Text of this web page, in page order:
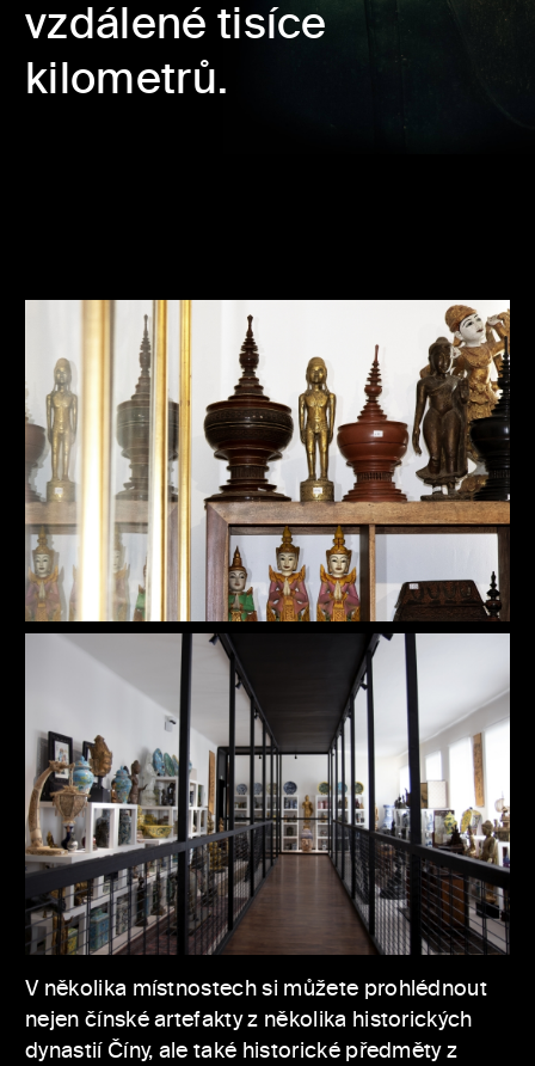
vzdálené tisíce
kilometrů.
V několika místnostech si můžete prohlédnout
nejen čínské artefakty z několika historických
dynastií Číny, ale také historické předměty z